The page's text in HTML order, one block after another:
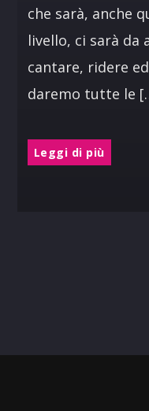
che sarà, anche
livello, ci sarà da
cantare, ridere
daremo tutte le
Leggi di più